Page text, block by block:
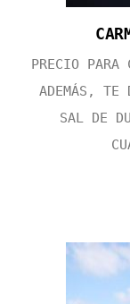
PRECIO PARA
ADEMÁS, TE
SAL DE